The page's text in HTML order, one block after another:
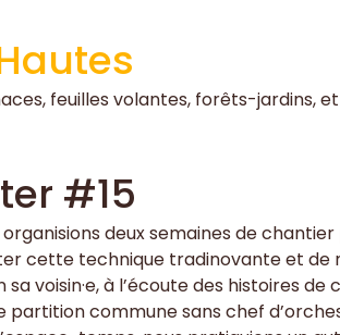
feuilles volantes, forêts-jardins,
#15
organisions deux semaines de
cette technique tradinovante et de
sa voisin·e, à l’écoute des histoires
partition commune sans chef